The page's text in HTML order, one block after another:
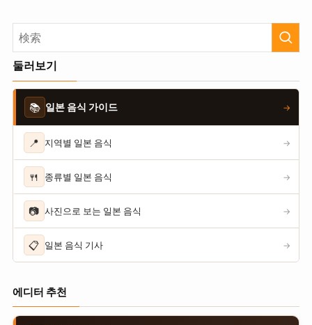
둘러보기
📚 일본 음식 가이드 →
📍 지역별 일본 음식 →
🍴 종류별 일본 음식 →
📷 사진으로 보는 일본 음식 →
📋 일본 음식 기사 →
에디터 추천